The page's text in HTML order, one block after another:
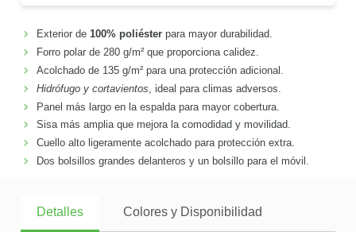
Exterior de 100% poliésterpara mayor durabilidad.
Forro polar de 280 g/m² que proporciona calidez.
Acolchado de 135 g/m² para una protección adicional.
Hidrófugo y cortavientos , ideal para climas adversos.
Panel más largo en la espalda para mayor cobertura.
Sisa más amplia que mejora la comodidad y movilidad.
Cuello alto ligeramente acolchado para protección extra.
Dos bolsillos grandes delanteros y un bolsillo para el móvil.
Detalles Colores y Disponibilidad